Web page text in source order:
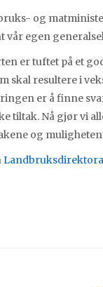
og
egen
er tuftet på et
skal resultere i
er å finne
tiltak. Nå gjør
og